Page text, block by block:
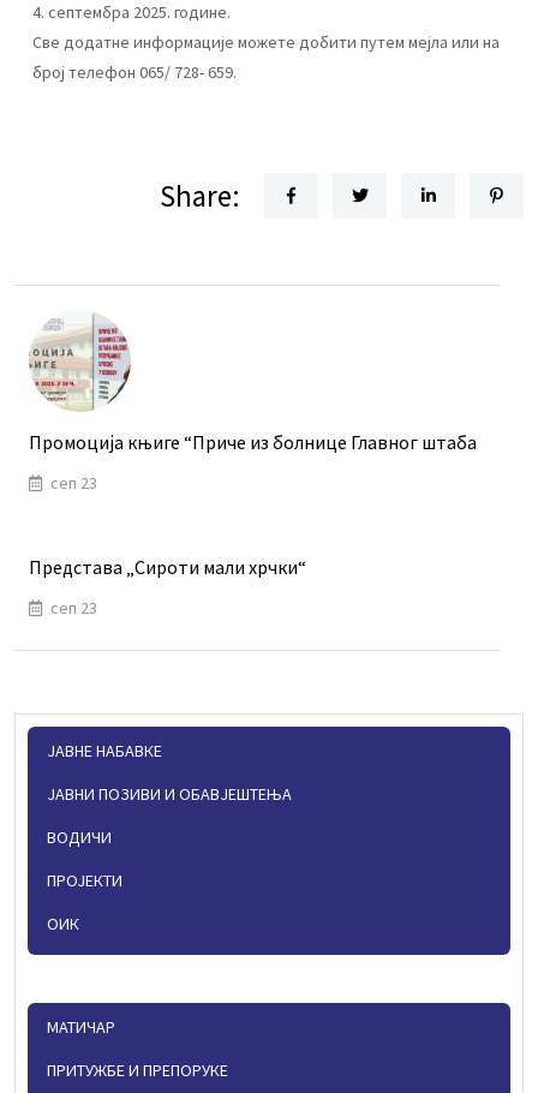
4. септембра 2025. године.
Све додатне информације можете добити путем мејла или на
број телефон 065/ 728- 659.
Share:
Промоција књиге “Приче из болнице Главног штаба
сеп 23
Представа „Сироти мали хрчки“
сеп 23
ЈАВНЕ НАБАВКЕ
ЈАВНИ ПОЗИВИ И ОБАВЈЕШТЕЊА
ВОДИЧИ
ПРОЈЕКТИ
ОИК
МАТИЧАР
ПРИТУЖБЕ И ПРЕПОРУКЕ